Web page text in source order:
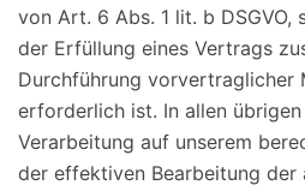
von Art. 6 Abs. 1 lit. b DSGVO,
der Erfüllung eines Vertrags
Durchführung vorvertraglicher
erforderlich ist. In allen
Verarbeitung auf unserem
der effektiven Bearbeitung der